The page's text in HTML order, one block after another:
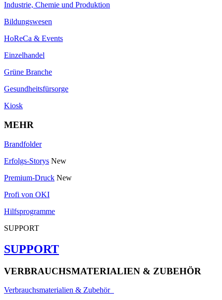
Industrie, Chemie und Produktion
Bildungswesen
HoReCa & Events
Einzelhandel
Grüne Branche
Gesundheitsfürsorge
Kiosk
MEHR
Brandfolder
Erfolgs-Storys New
Premium-Druck New
Profi von OKI
Hilfsprogramme
SUPPORT
SUPPORT
VERBRAUCHSMATERIALIEN & ZUBEHÖR
Verbrauchsmaterialien & Zubehör